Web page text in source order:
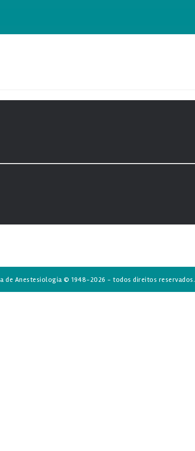
de Anestesiologia © 1948-2026 - todos direitos reservados.